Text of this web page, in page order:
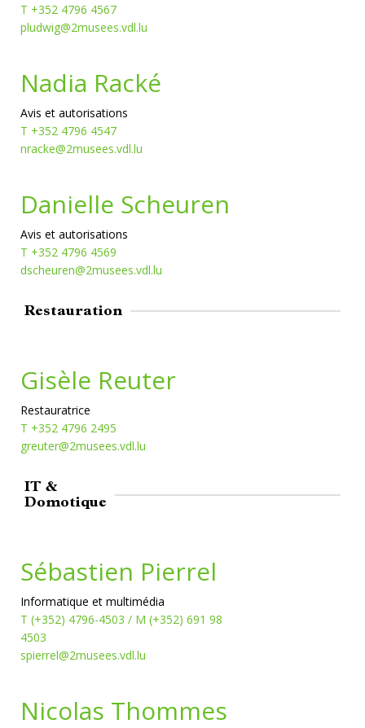
T +352 4796 4567
pludwig@2musees.vdl.lu
Nadia Racké
Avis et autorisations
T +352 4796 4547
nracke@2musees.vdl.lu
Danielle Scheuren
Avis et autorisations
T +352 4796 4569
dscheuren@2musees.vdl.lu
Restauration
Gisèle Reuter
Restauratrice
T +352 4796 2495
greuter@2musees.vdl.lu
IT &
Domotique
Sébastien Pierrel
Informatique et multimédia
T (+352) 4796-4503 / M (+352) 691 98
4503
spierrel@2musees.vdl.lu
Nicolas Thommes